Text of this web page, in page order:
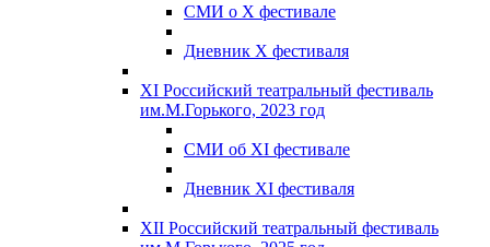
СМИ о X фестивале
Дневник X фестиваля
XI Российский театральный фестиваль
им.М.Горького, 2023 год
СМИ об XI фестивале
Дневник XI фестиваля
XII Российский театральный фестиваль